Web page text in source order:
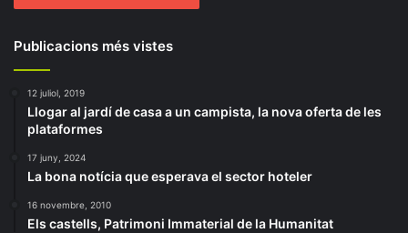
Publicacions més vistes
12 juliol, 2019
Llogar al jardí de casa a un campista, la nova oferta de les
plataformes
17 juny, 2024
La bona notícia que esperava el sector hoteler
16 novembre, 2010
Els castells, Patrimoni Immaterial de la Humanitat